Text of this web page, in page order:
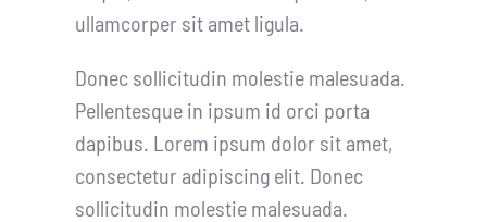
ullamcorper sit amet ligula.
Donec sollicitudin molestie malesuada.
Pellentesque in ipsum id orci porta
dapibus. Lorem ipsum dolor sit amet,
consectetur adipiscing elit. Donec
sollicitudin molestie malesuada.